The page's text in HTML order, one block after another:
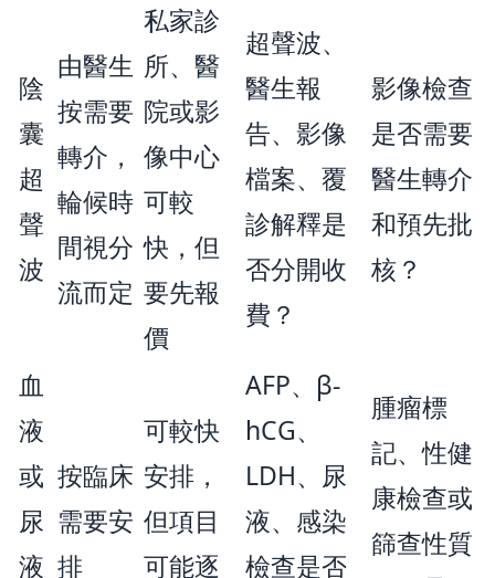
陰
囊
超
聲
波
由醫生
按需要
轉介，
輪候時
間視分
流而定
私家診
所、醫
院或影
像中心
可較
快，但
要先報
價
超聲波、
醫生報
告、影像
檔案、覆
診解釋是
否分開收
費？
影像檢查
是否需要
醫生轉介
和預先批
核？
血
液
或
尿
液
按臨床
需要安
排
可較快
安排，
但項目
可能逐
AFP、β-
hCG、
LDH、尿
液、感染
檢查是否
腫瘤標
記、性健
康檢查或
篩查性質